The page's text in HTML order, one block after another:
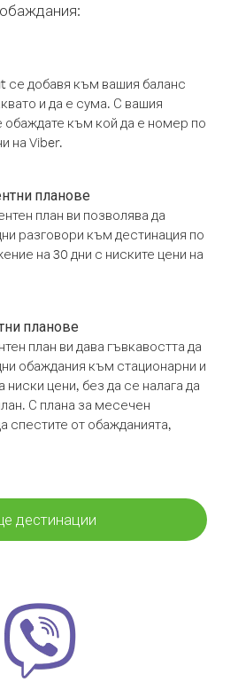
обаждания:
се добавя към вашия баланс
и да е сума. С вашия
обаждате към кой да е номер по
на Viber.
планове
план ви позволява да
разговори към дестинация по
на 30 дни с ниските цени на
планове
план ви дава гъвкавостта да
обаждания към стационарни и
цени, без да се налага да
С плана за месечен
спестите от обажданията,
дестинации